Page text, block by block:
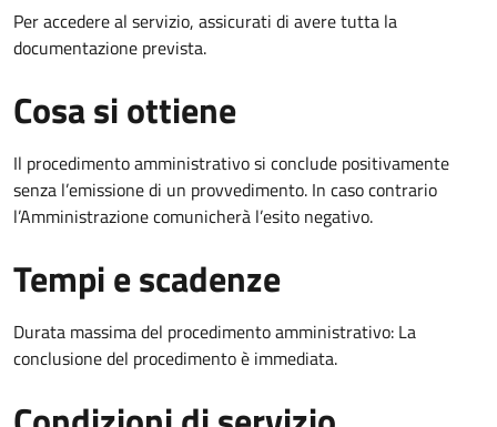
Per accedere al servizio, assicurati di avere tutta la
documentazione prevista.
Cosa si ottiene
Il procedimento amministrativo si conclude positivamente
senza l’emissione di un provvedimento. In caso contrario
l’Amministrazione comunicherà l’esito negativo.
Tempi e scadenze
Durata massima del procedimento amministrativo: La
conclusione del procedimento è immediata.